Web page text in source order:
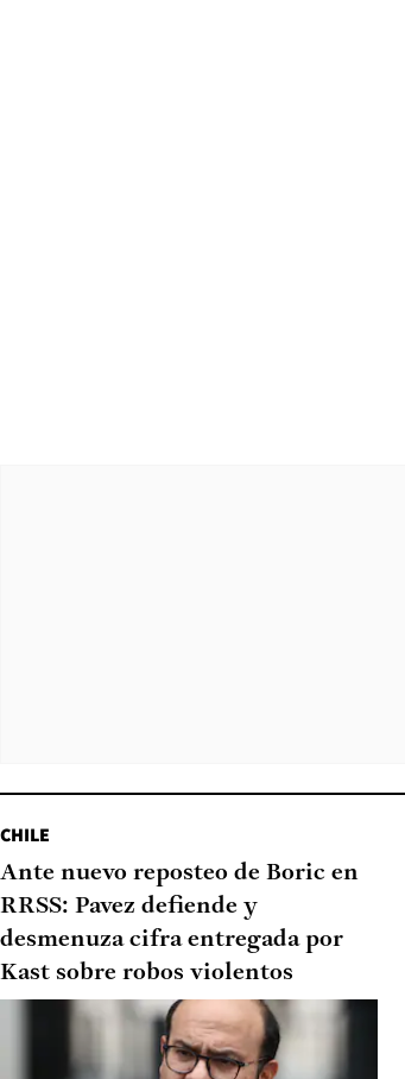
CHILE
Ante nuevo reposteo de Boric en
RRSS: Pavez defiende y
desmenuza cifra entregada por
Kast sobre robos violentos